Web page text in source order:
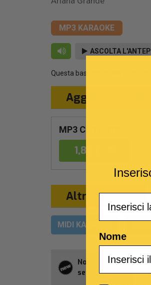
MP3 KARAOKE
ASCOLTA
Questa base musicale è una
Aggiungi al
MP3 Con testo
1,89 €
Altri formati
MIDI KARAOKE
Novità della
settimana
Nome